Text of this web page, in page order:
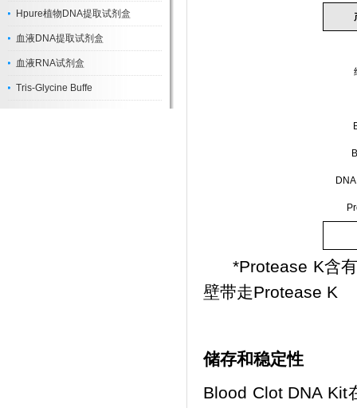
Hpure植物DNA提取试剂盒
血液DNA提取试剂盒
血液RNA试剂盒
Tris-Glycine Buffe
*Protease K含有
壁带走Protease K
储存和稳定性
Blood Clot DNA Kit